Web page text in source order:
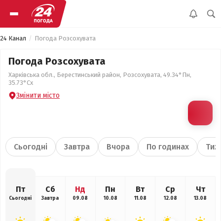
24 Канал Погода Розсохувата
Погода Розсохувата
Харківська обл., Берестинський район, Розсохувата, 49.34°Пн,
35.73°Сх
Змінити місто
Сьогодні Завтра Вчора По годинах
Пт
Сьогодні
Сб
Завтра
Нд
09.08
Пн
10.08
Вт
11.08
Ср
12.08
Чт
13.08